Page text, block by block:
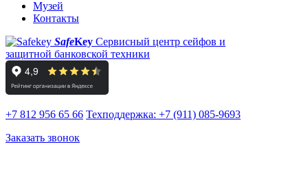
Музей
Контакты
SafeKey Сервисный центр сейфов и
защитной банковской техники
+7 812 956 65 66 Техподдержка: +7 (911) 085-9693
Заказать звонок